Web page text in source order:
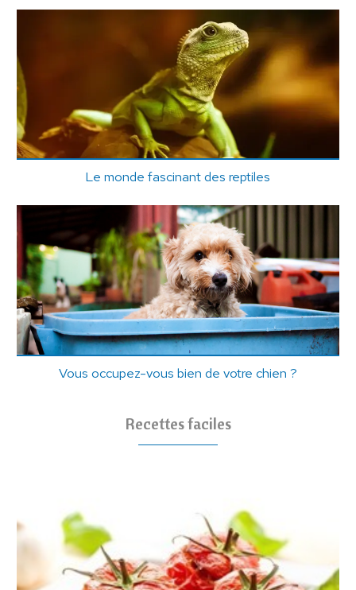
Le monde fascinant des reptiles
Vous occupez-vous bien de votre chien ?
Recettes faciles